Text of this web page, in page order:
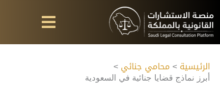
إلى
المحتوى
الرئيسية محامي جنائي
أبرز نماذج قضايا جنائية في السعودية